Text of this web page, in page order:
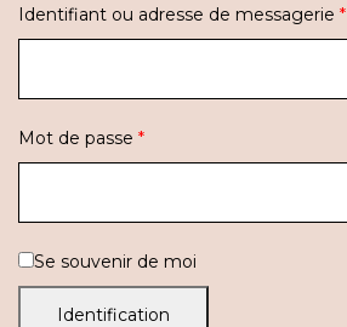
Identifiant ou adresse de messagerie *
Mot de passe *
Se souvenir de moi
Identification